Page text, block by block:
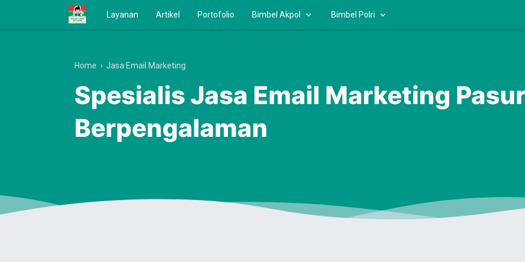
Layanan Artikel Portofolio Bimbel Akpol Bimbel Polri
Home › Jasa Email Marketing
Spesialis Jasa Email Marketing
Berpengalaman